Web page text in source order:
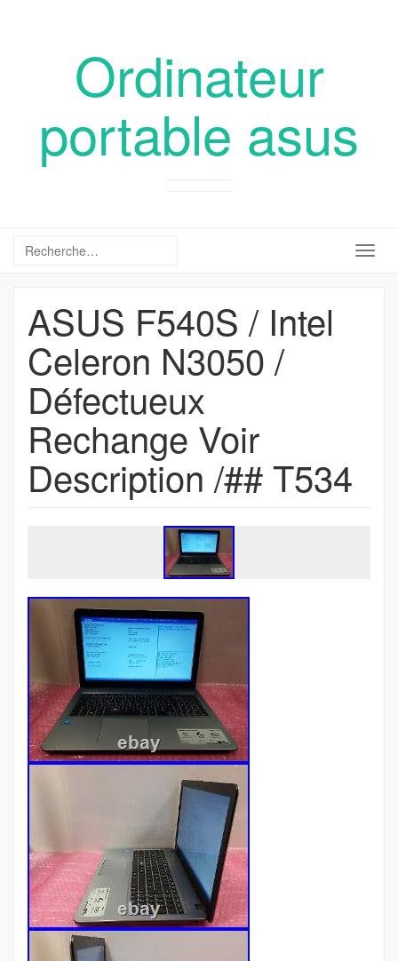
Ordinateur
portable asus
ASUS F540S / Intel
Celeron N3050 /
Défectueux
Rechange Voir
Description /## T534